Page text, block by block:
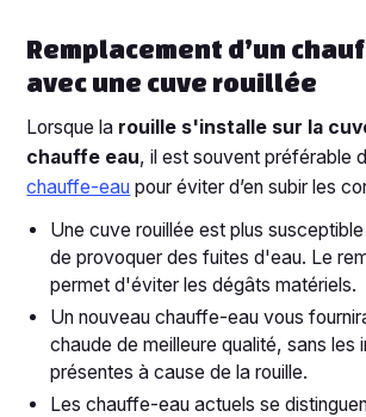
Remplacement d’un
avec une cuve rouillée
Lorsque la rouille s'installe sur la
chauffe eau, il est souvent préférable
chauffe-eau pour éviter d’en subir les
Une cuve rouillée est plus
de provoquer des fuites d'eau. Le
permet d'éviter les dégâts matériels.
Un nouveau chauffe-eau vous
chaude de meilleure qualité, sans les
présentes à cause de la rouille.
Les chauffe-eau actuels se